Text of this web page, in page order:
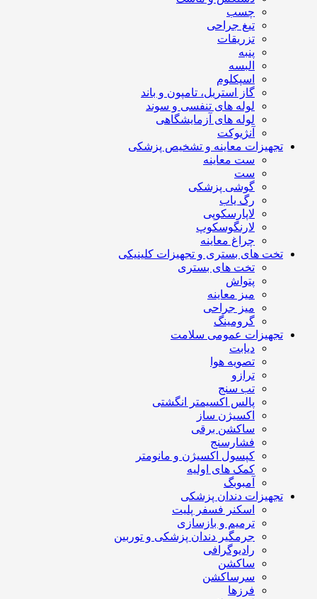
چسب
تیغ جراحی
تزریقات
پنبه
البسه
اسپکلوم
گاز استریل، تامپون و باند
لوله های تنفسی و سوند
لوله های آزمایشگاهی
آنژیوکت
تجهیزات معاینه و تشخیص پزشکی
ست معاینه
ست
گوشی پزشکی
رگ یاب
لاپارسکوپی
لارنگوسکوپ
چراغ معاینه
تخت های بستری و تجهیزات کلینیکی
تخت های بستری
پتواش
میز معاینه
میز جراحی
گرومینگ
تجهیزات عمومی سلامت
دیابت
تصویه هوا
ترازو
تب سنج
پالس اکسیمتر انگشتی
اکسیژن ساز
ساکشن برقی
فشارسنج
کپسول اکسیژن و مانومتر
کمک های اولیه
آمبوبگ
تجهیزات دندان پزشکی
اسکنر فسفر پلیت
ترمیم و بازسازی
جرمگیر دندان پزشکی و توربین
رادیوگرافی
ساکشن
سرساکشن
فرزها